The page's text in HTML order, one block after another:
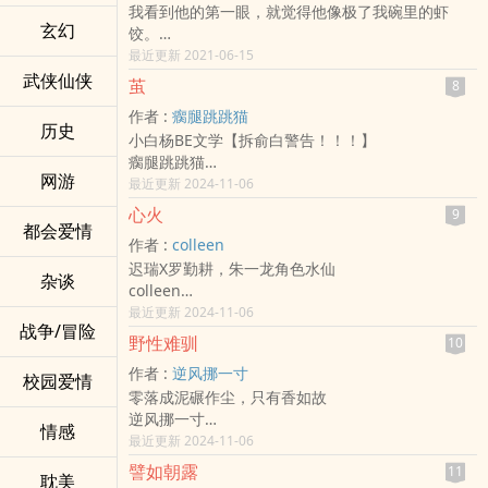
玄幻
武侠仙侠
历史
网游
都会爱情
杂谈
战争/冒险
校园爱情
情感
耽美
我看到他的第一眼，就觉得他像极了我碗里的虾
饺。
桐石
他狱[他人即地狱] - 祖宗[徐文组/尹宗佑] 同人衍生 -
BL
短篇 - 完结 - 第三人称 - HE
‍‍高‎‌H‌‌‍ - 影视同人 - 1v1
味觉灵敏依然有点变态的关东煮狂热爱好者vs纯情
到喂血来表达爱的便利店小疯子店长
预警：无厘头病娇
最近更新 2021-06-15
茧 8
作者 : 瘸腿跳跳猫
小白杨BE文学【拆俞白警告！！！】
瘸腿跳跳猫
- 同人衍生 - 混合性向 - 短篇 - 完结
现代 - 治愈 - 爽文
拆俞白！拆俞白！拆俞白！
俞风城对白新羽的喜欢是茧。
白新羽对俞风城的喜欢是茧。
只是他们把喜欢误会成了爱。
最近更新 2024-11-06
心火 9
作者 : colleen
迟瑞X罗勤耕，朱一龙角色水仙
colleen
- 同人衍生 - BL - 中篇 - 完结
三观不正 - 星际 - ABO - 产乳
‍‍高‎‌H‌‌‍
星际军官迟瑞X替父还债罗勤耕
文章灵感来自苏菲玛索电影《心火》
文章涉及重金求子情节，只是小说设定，不代表作
者三观，轻拍
现实生活中请保护好自己！
最近更新 2024-11-06
野性难驯 10
作者 : 逆风挪一寸
零落成泥碾作尘，只有香如故
逆风挪一寸
清朝[清朝历史同人] - 胤禩 同人衍生 - 性向未知 - 中
篇
最近更新 2024-11-06
譬如朝露 11